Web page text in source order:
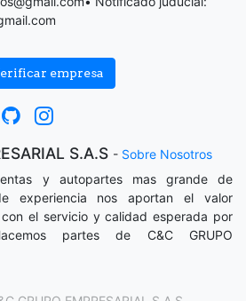
empresa
S.A.S - Sobre Nosotros
y autopartes mas grande de
experiencia nos aportan el valor
el servicio y calidad esperada por
partes de C&C GRUPO